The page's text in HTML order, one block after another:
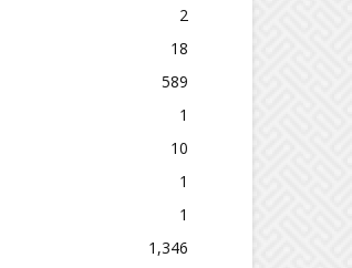
2
18
589
1
10
1
1
1,346